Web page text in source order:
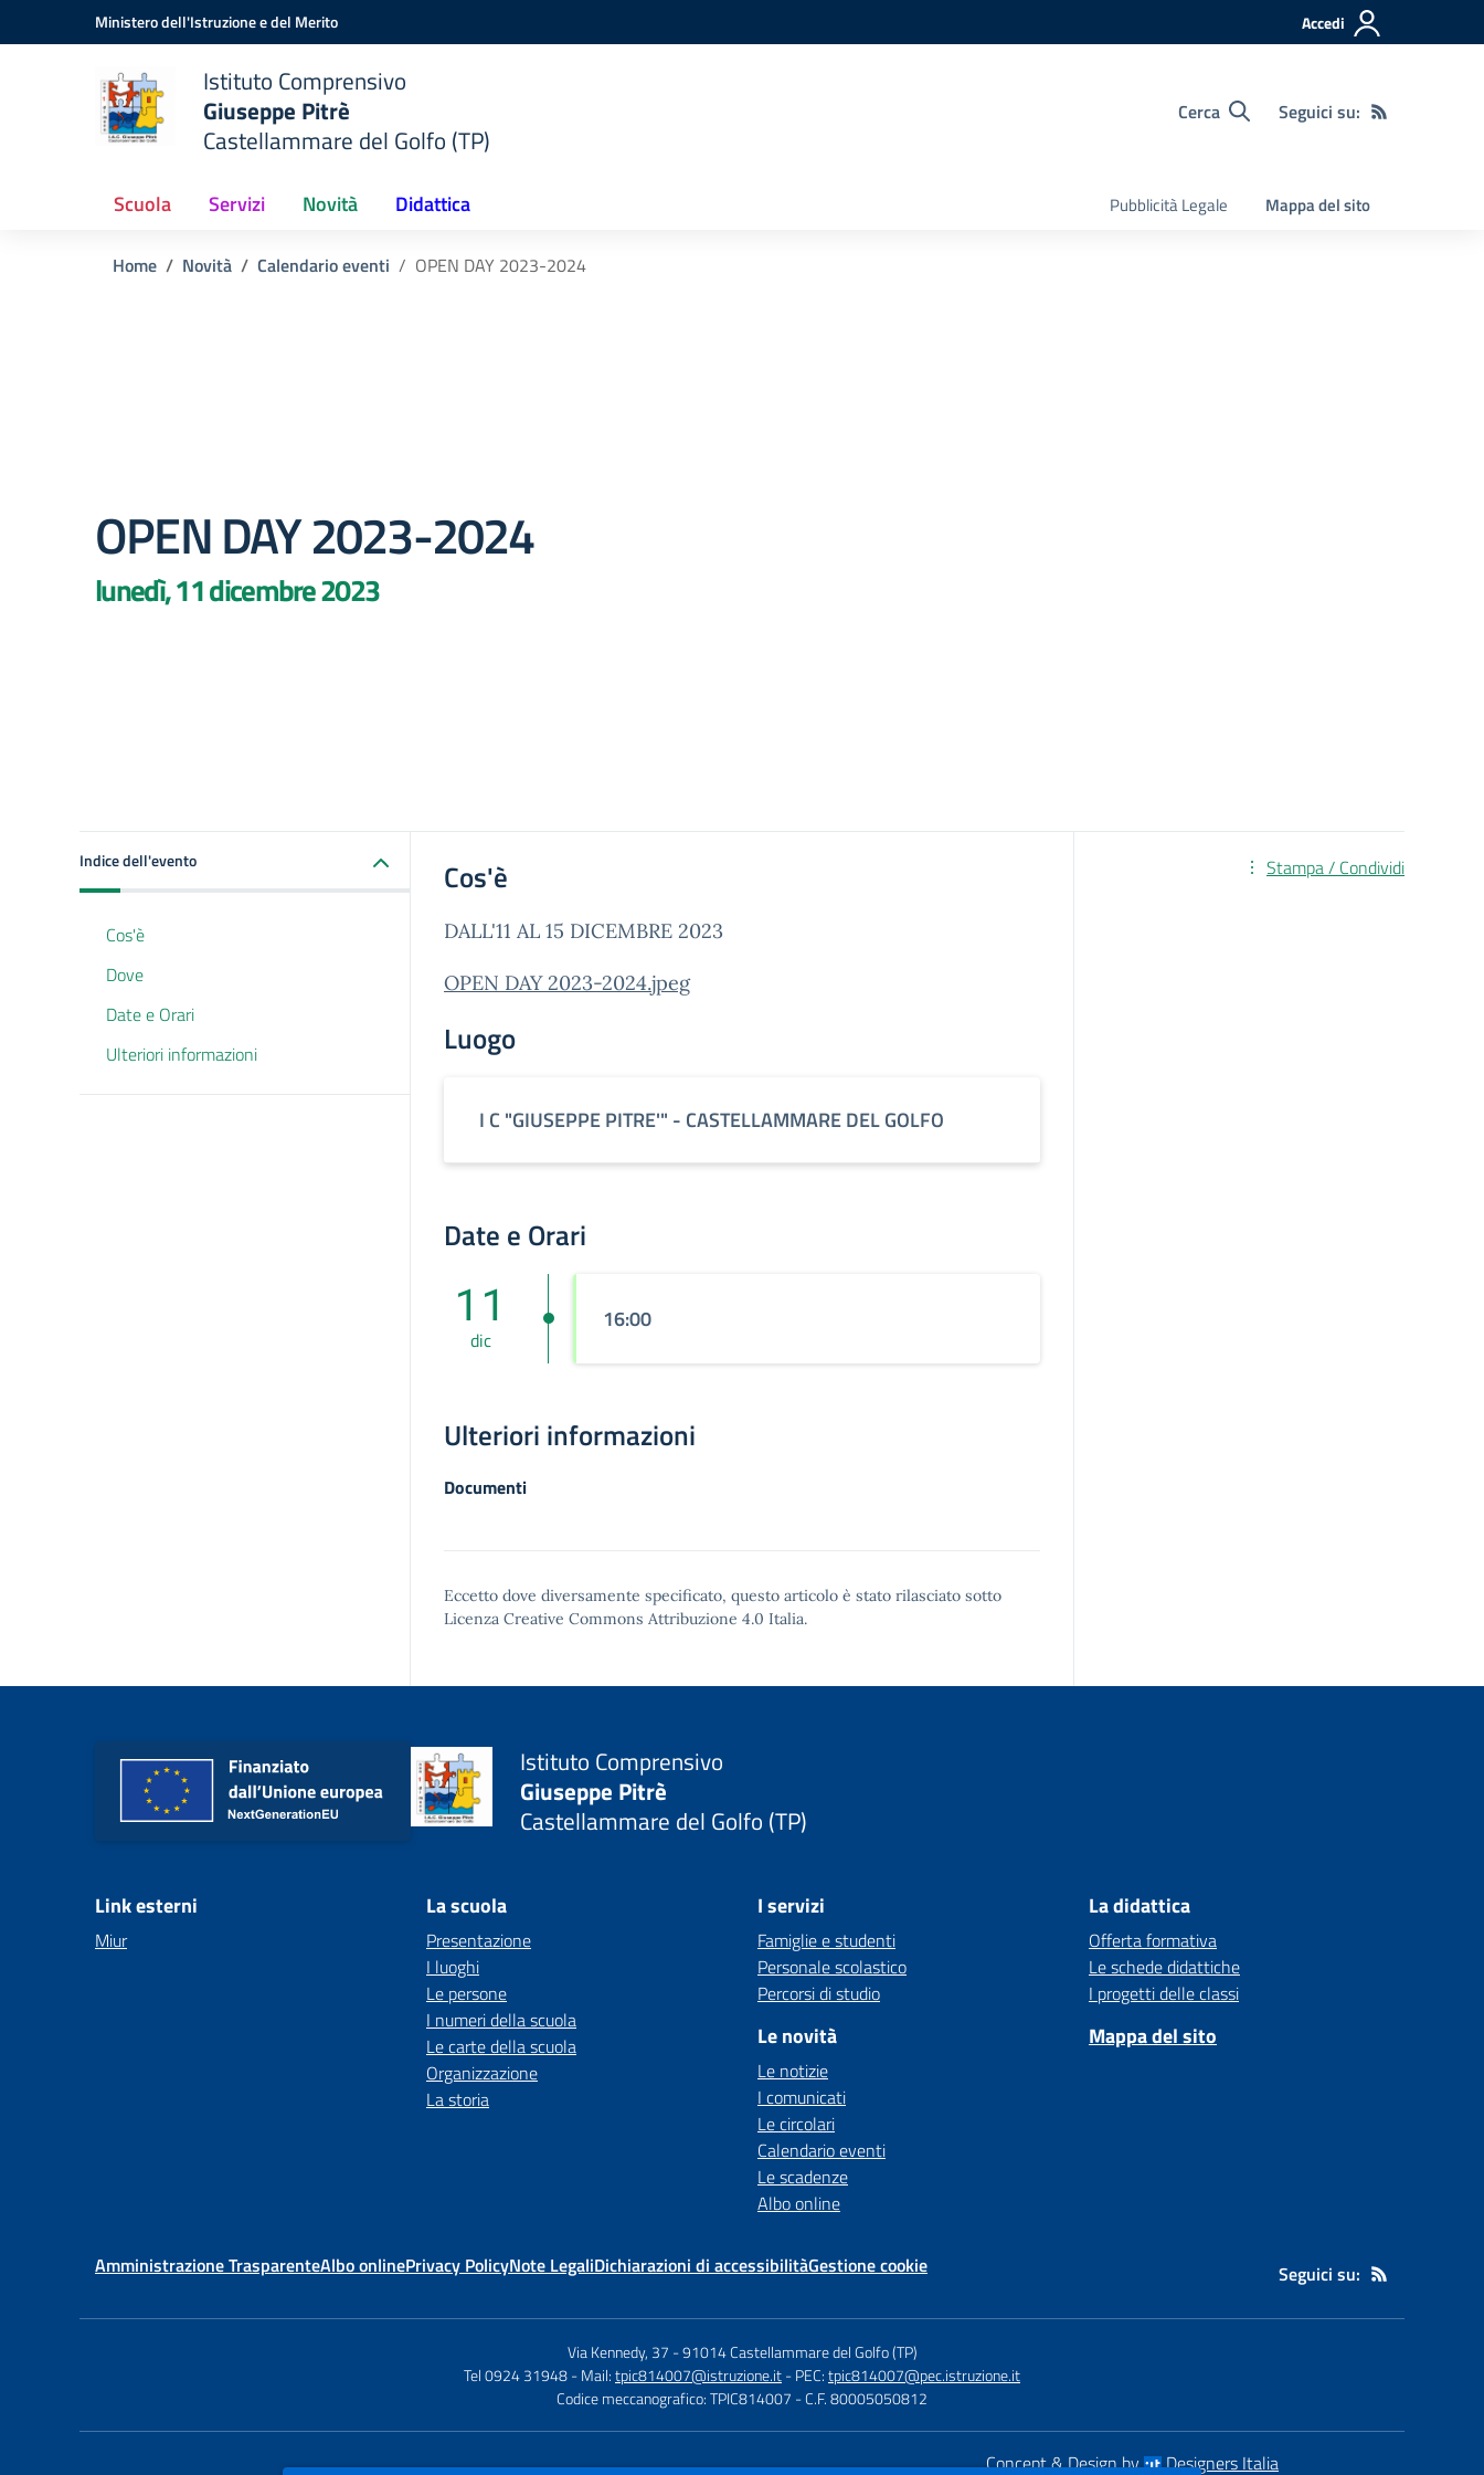
Vai ai contenuti
Vai al menu di navigazioneMinistero dell'Istruzione e del Merito Accedi
Istituto Comprensivo
Giuseppe Pitrè
Castellammare del Golfo (TP)
Cerca Seguici su:
Scuola Servizi Novità Didattica Pubblicità Legale Mappa del sito
Home Novità Calendario eventi OPEN DAY 2023-2024
OPEN DAY 2023-2024
lunedì, 11 dicembre 2023
Indice dell'evento
Cos'è
Dove
Date e Orari
Ulteriori informazioni
Cos'è
DALL'11 AL 15 DICEMBRE 2023
OPEN DAY 2023-2024.jpeg
Luogo
I C "GIUSEPPE PITRE'" - CASTELLAMMARE DEL GOLFO
Date e Orari
11
dic
16:00
Ulteriori informazioni
Documenti
Eccetto dove diversamente specificato, questo articolo è stato rilasciato sotto
Licenza Creative Commons Attribuzione 4.0 Italia.
Stampa / Condividi
Istituto Comprensivo
Giuseppe Pitrè
Castellammare del Golfo (TP)
Link esterni
Miur
La scuola
Presentazione
I luoghi
Le persone
I numeri della scuola
Le carte della scuola
Organizzazione
La storia
I servizi
Famiglie e studenti
Personale scolastico
Percorsi di studio
Le novità
Le notizie
I comunicati
Le circolari
Calendario eventi
Le scadenze
Albo online
La didattica
Offerta formativa
Le schede didattiche
I progetti delle classi
Mappa del sito
Amministrazione TrasparenteAlbo onlinePrivacy PolicyNote LegaliDichiarazioni di accessibilitàGestione cookie Seguici su:
Via Kennedy, 37 -91014 Castellammare del Golfo (TP)
Tel 0924 31948- Mail:tpic814007@istruzione.it- PEC:tpic814007@pec.istruzione.it
Codice meccanografico: TPIC814007 - C.F. 80005050812
Concept & Design by Designers Italia